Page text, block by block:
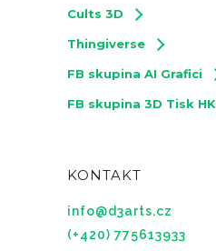
Cults 3D
Thingiverse
FB skupina AI Grafici
FB skupina 3D Tisk HK
KONTAKT
info@d3arts.cz
(+420) 775613933